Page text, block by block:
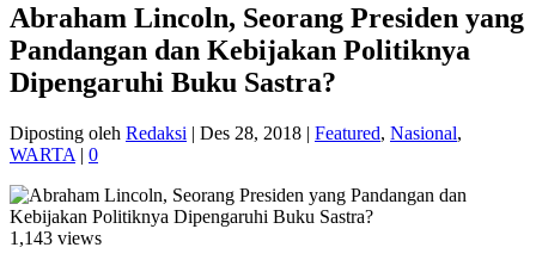
Abraham Lincoln, Seorang Presiden yang
Pandangan dan Kebijakan Politiknya
Dipengaruhi Buku Sastra?
Diposting oleh Redaksi | Des 28, 2018 | Featured, Nasional,
WARTA | 0
1,143 views